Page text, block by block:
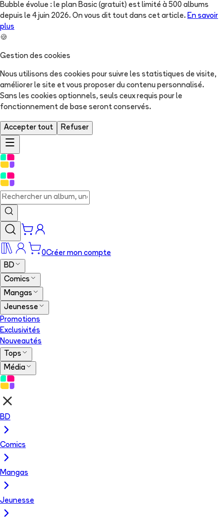
Bubble évolue : le plan Basic (gratuit) est limité à 500 albums
depuis le 4 juin 2026. On vous dit tout dans cet article. En savoir
plus
🍪
Gestion des cookies
Nous utilisons des cookies pour suivre les statistiques de visite,
améliorer le site et vous proposer du contenu personnalisé.
Sans les cookies optionnels, seuls ceux requis pour le
fonctionnement de base seront conservés.
Accepter tout Refuser
0Créer mon compte
BD
Comics
Mangas
Jeunesse
Promotions
Exclusivités
Nouveautés
Tops
Média
BD
Comics
Mangas
Jeunesse